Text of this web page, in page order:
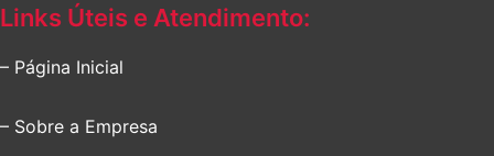
Links Úteis e Atendimento:
– Página Inicial
– Sobre a Empresa